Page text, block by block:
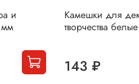
и
мм
Камешки для
творчества
143 ₽